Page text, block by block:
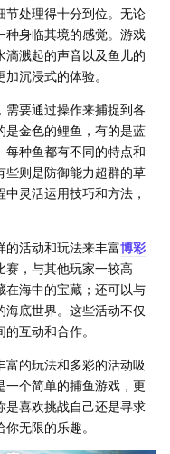
节处理得十分到位。无论
种身临其境的感觉。游戏
滴溅起的声音以及鱼儿的
沉浸式的体验。
要通过操作来捕捉到各
是金色的鲤鱼，有的是蓝
种鱼都有不同的特点和
些则是防御能力超群的草
灵活运用技巧和方法，
的活动和玩法来丰富博彩
赛，与其他玩家一较高
在海中的宝藏；还可以与
底世界。这些活动不仅
互动和合作。
的玩法和多彩的活动吸
个简单的捕鱼游戏，更
是喜欢挑战自己还是寻求
无限的乐趣。